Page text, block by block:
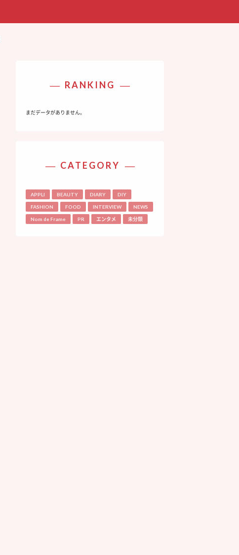
RANKING
まだデータがありません。
CATEGORY
APPLI BEAUTY DIARY DIY
FASHION FOOD INTERVIEW NEWS
Nom de Frame PR エンタメ 未分類